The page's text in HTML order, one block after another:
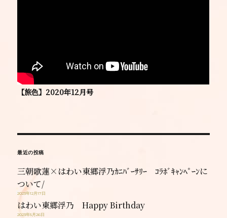
【旅色】2020年12月号
最近の投稿
三朝歌蓮×はわい東郷浮乃ｶﾆﾊﾞｰｻﾘｰ ｺﾗﾎﾞｷｬﾝﾍﾟｰﾝに
ついて/
2023年12月17日
はわい東郷浮乃 Happy Birthday
2023年5月26日